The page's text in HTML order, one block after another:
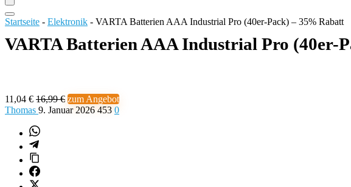
Startseite - Elektronik - VARTA Batterien AAA Industrial Pro (40er-Pack) – 35% Rabatt
VARTA Batterien AAA Industrial Pro (40er-
11,04 € 16,99 € zum Angebot
Thomas 9. Januar 2026 453 0